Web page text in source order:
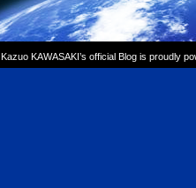
Kazuo KAWASAKI’s official Blog is proudly